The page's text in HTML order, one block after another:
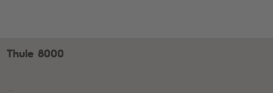
Thule 8000